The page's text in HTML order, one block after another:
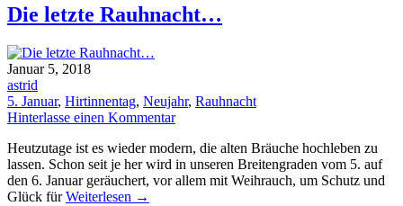
Die letzte Rauhnacht…
Januar 5, 2018
astrid
5. Januar, Hirtinnentag, Neujahr, Rauhnacht
Hinterlasse einen Kommentar
Heutzutage ist es wieder modern, die alten Bräuche hochleben zu
lassen. Schon seit je her wird in unseren Breitengraden vom 5. auf
den 6. Januar geräuchert, vor allem mit Weihrauch, um Schutz und
Glück fürWeiterlesen →